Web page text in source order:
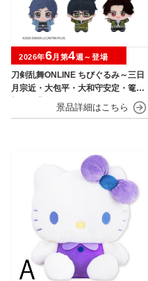
刀剣乱舞ONLINE ちびぐるみ～三日
月宗近・大包平・大和守安定・篭手
切江・豊前江～
2026年6月第4週～登場